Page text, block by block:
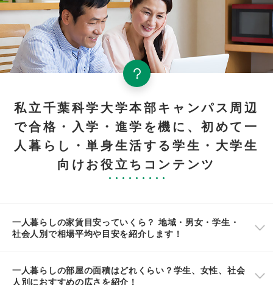
私立千葉科学大学本部キャンパス周辺
で合格・入学・進学を機に、初めて一
人暮らし・単身生活する学生・大学生
向けお役立ちコンテンツ
一人暮らしの家賃目安っていくら？ 地域・男女・学生・
社会人別で相場平均や目安を紹介します！
一人暮らしの部屋の面積はどれくらい？学生、女性、社会
人別におすすめの広さを紹介！